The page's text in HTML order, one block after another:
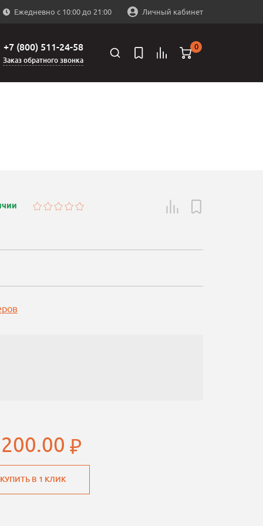
Ежедневно с 10:00 до 21:00 Личный кабинет
+7 (800) 511-24-58
Заказ обратного звонка
0
КУПИТЬ В 1 КЛИК